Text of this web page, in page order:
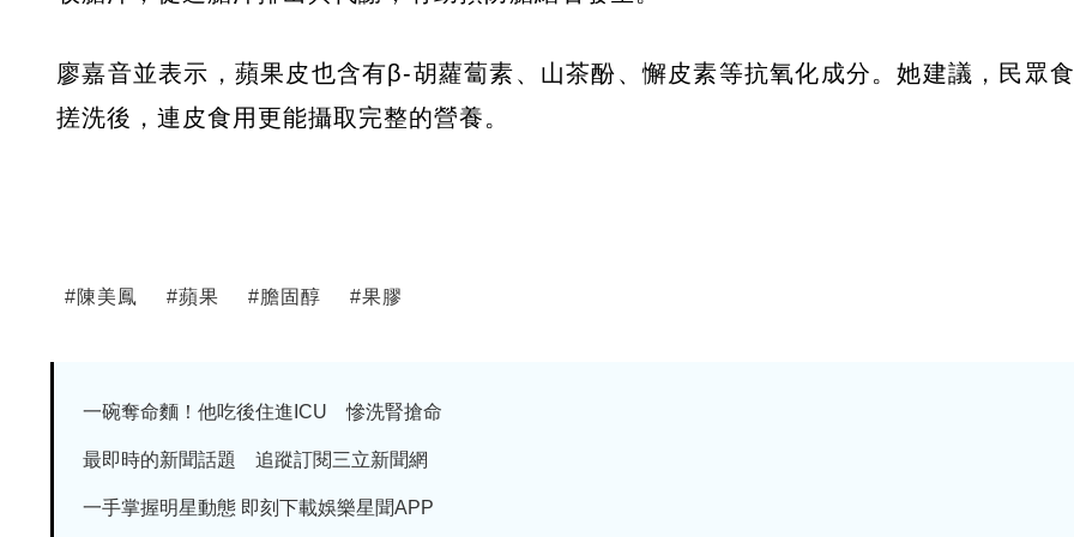
廖嘉音並表示，蘋果皮也含有β-胡蘿蔔素、山茶酚、懈皮素等抗氧化成分。她建議，民眾
搓洗後，連皮食用更能攝取完整的營養。
#陳美鳳 #蘋果 #膽固醇 #果膠
一碗奪命麵！他吃後住進ICU 慘洗腎搶命
最即時的新聞話題 追蹤訂閱三立新聞網
一手掌握明星動態 即刻下載娛樂星聞APP